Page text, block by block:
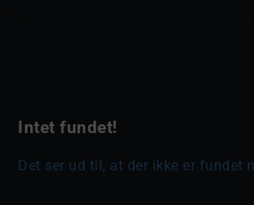
Intet fundet!
Det ser ud til, at der ikke er fundet